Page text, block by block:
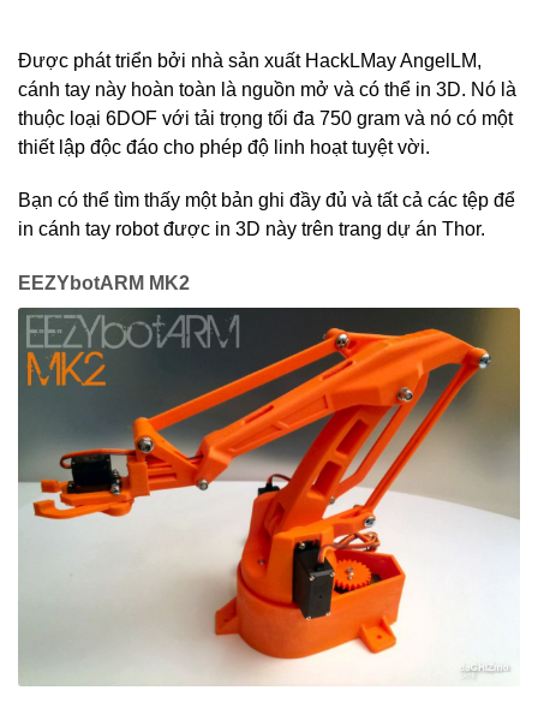
Được phát triển bởi nhà sản xuất HackLMay AngelLM,
cánh tay này hoàn toàn là nguồn mở và có thể in 3D. Nó là
thuộc loại 6DOF với tải trọng tối đa 750 gram và nó có một
thiết lập độc đáo cho phép độ linh hoạt tuyệt vời.
Bạn có thể tìm thấy một bản ghi đầy đủ và tất cả các tệp để
in cánh tay robot được in 3D này trên trang dự án Thor.
EEZYbotARM MK2